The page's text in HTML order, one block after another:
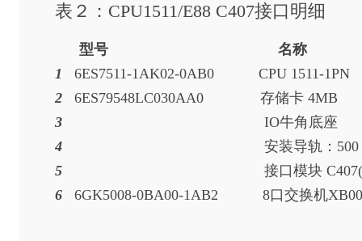
表２：CPU1511/E88 C407接口明细
型号 名
1 6ES7511-1AK02-0AB0 CPU
2 6ES79548LC030AA0 存
3 IO牛
4 安装导轨
5 接口模块
6 6GK5008-0BA00-1AB2 8口